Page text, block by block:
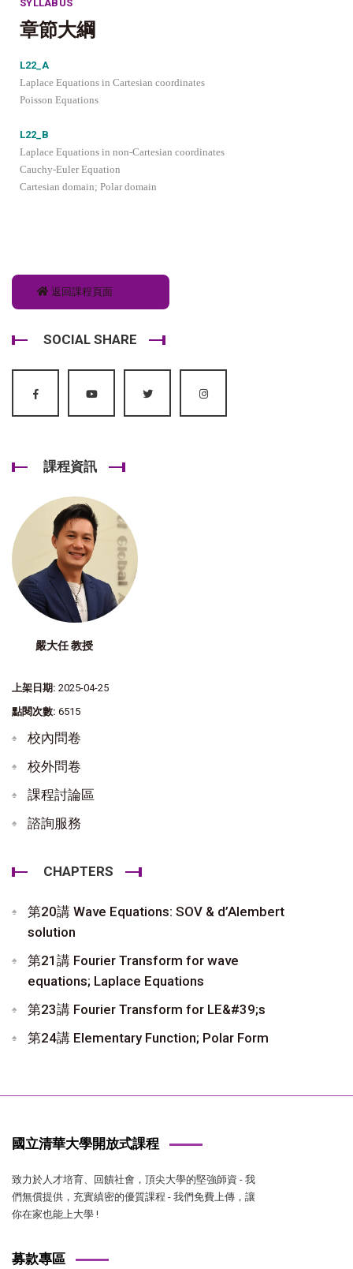
SYLLABUS
章節大綱
L22_A
Laplace Equations in Cartesian coordinates
Poisson Equations
L22_B
Laplace Equations in non-Cartesian coordinates
Cauchy-Euler Equation
Cartesian domain; Polar domain
返回課程頁面
SOCIAL SHARE
課程資訊
嚴大任 教授
上架日期: 2025-04-25
點閱次數: 6515
校內問卷
校外問卷
課程討論區
諮詢服務
CHAPTERS
第20講 Wave Equations: SOV & d’Alembert
solution
第21講 Fourier Transform for wave
equations; Laplace Equations
第23講 Fourier Transform for LE&#39;s
第24講 Elementary Function; Polar Form
國立清華大學開放式課程
致力於人才培育、回饋社會，頂尖大學的堅強師資 - 我
們無償提供，充實縝密的優質課程 - 我們免費上傳，讓
你在家也能上大學 !
募款專區